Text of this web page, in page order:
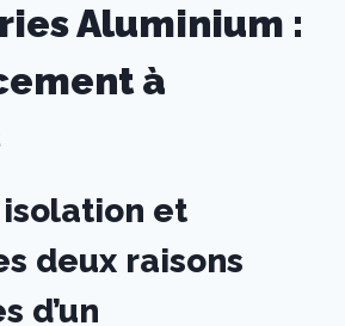
Aluminium :
à
et
deux raisons
d’un